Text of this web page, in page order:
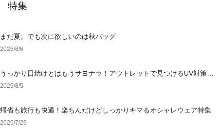
特集
まだ夏。でも次に欲しいのは秋バッグ
2026/8/6
うっかり日焼けとはもうサヨナラ！アウトレットで見つけるUV対策ウ
ェア
2026/8/5
帰省も旅行も快適！楽ちんだけどしっかりキマるオシャレウェア特集
2026/7/29